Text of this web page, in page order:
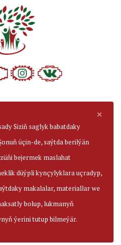
×
Siziň saglyk babatdaky
üçin-de, saýtda berilýän
bejermek maslahat
düýpli kynçylyklara uçradyp,
makalalar, materiallar we
bolup, lukmanyň
ýerini tutup bilmeýär.